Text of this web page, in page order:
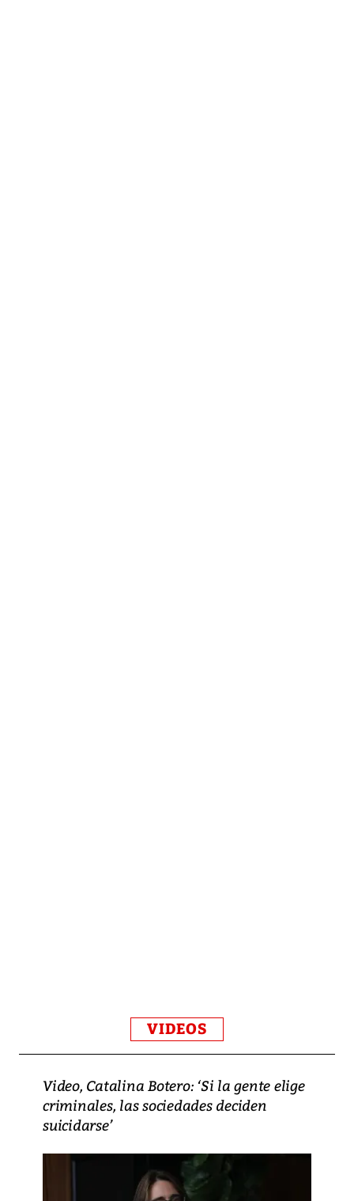
VIDEOS
Video, Catalina Botero: ‘Si la gente elige
criminales, las sociedades deciden
suicidarse’